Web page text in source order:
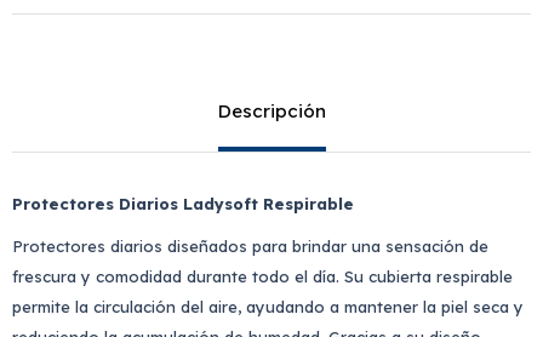
Descripción
Protectores Diarios Ladysoft Respirable
Protectores diarios diseñados para brindar una sensación de
frescura y comodidad durante todo el día. Su cubierta respirable
permite la circulación del aire, ayudando a mantener la piel seca y